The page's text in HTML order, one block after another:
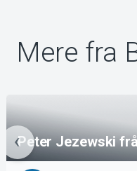
Mere fra
Peter Jezewski